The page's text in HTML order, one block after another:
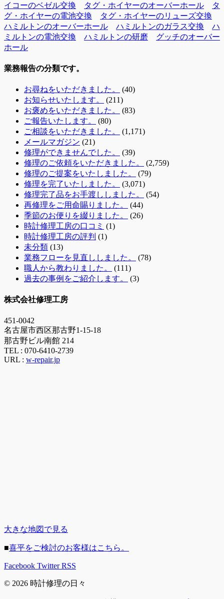
イコーのベゼル交換
タグ・ホイヤーのオーバーホール
タ
グ・ホイヤーの電池交換
タグ・ホイヤーのリューズ交換
ハミルトンのオーバーホール
ハミルトンのガラス交換
ハ
ミルトンの電池交換
ハミルトンの研磨
グッチのオーバー
ホール
業務報告の分類です。
お尋ねをいただきました。
(40)
お知らせいたします。
(211)
お褒めをいただきました。
(83)
ご報告いたします。
(80)
ご相談をいただきました。
(1,171)
メールマガジン (21)
修理ができませんでした。
(39)
修理のご依頼をいただきました。
(2,759)
修理のご提案をいたしました。
(79)
修理を完了いたしました。
(3,071)
修理完了品をお手渡ししました。
(54)
再修理をご用命賜りました。
(44)
季節のお便りを綴りました。
(26)
時計修理工房の口コミ (1)
時計修理工房の評判 (1)
未分類 (13)
業務フローを見直ししました。
(78)
職人から教わりました。
(111)
過去の事例をご紹介します。
(3)
株式会社修理工房
451-0042
名古屋市西区那古野1-15-18
那古野ビル南館 214
TEL : 070-6410-2739
URL : w-repair.jp
大きな地図で見る
■喜平をご検討のお客様はこちら。
Facebook Twitter RSS
© 2026 時計修理の日々